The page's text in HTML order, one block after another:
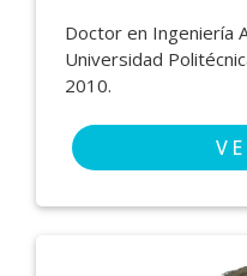
Doctor en Ingeniería
Universidad
2010.